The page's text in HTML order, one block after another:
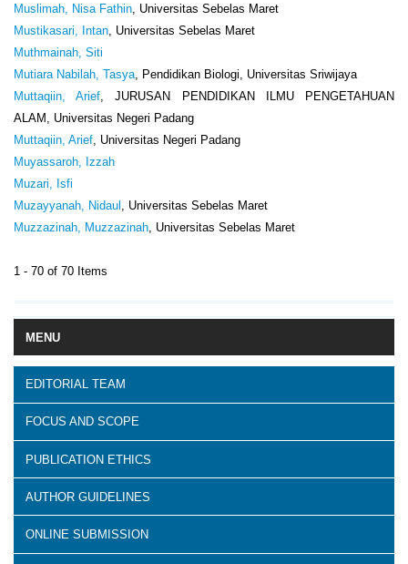
MENU
EDITORIAL TEAM
FOCUS AND SCOPE
PUBLICATION ETHICS
AUTHOR GUIDELINES
ONLINE SUBMISSION
Muslimah, Nisa Fathin, Universitas Sebelas Maret
Mustikasari, Intan, Universitas Sebelas Maret
Muthmainah, Siti
Mutiara Nabilah, Tasya, Pendidikan Biologi, Universitas Sriwijaya
Muttaqiin, Arief, JURUSAN PENDIDIKAN ILMU PENGETAHUAN
ALAM, Universitas Negeri Padang
Muttaqiin, Arief, Universitas Negeri Padang
Muyassaroh, Izzah
Muzari, Isfi
Muzayyanah, Nidaul , Universitas Sebelas Maret
Muzzazinah, Muzzazinah, Universitas Sebelas Maret
1 - 70 of 70 Items